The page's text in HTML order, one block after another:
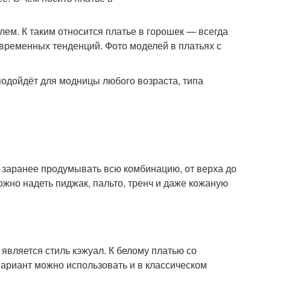
К таким относится платье в горошек — всегда
тенденций. Фото моделей в платьях с
для модницы любого возраста, типа
продумывать всю комбинацию, от верха до
надеть пиджак, пальто, тренч и даже кожаную
стиль кэжуал. К белому платью со
можно использовать и в классическом